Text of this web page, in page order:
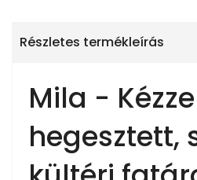
Részletes termékleírás
Mila -
hegesztett,